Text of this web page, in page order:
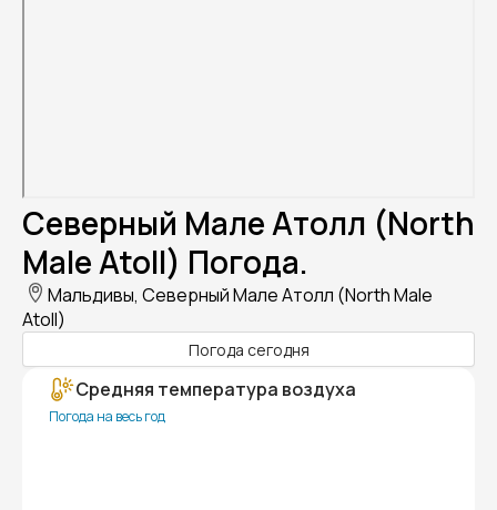
Северный Мале Атолл (North
Male Atoll) Погода.
Мальдивы, Северный Мале Атолл (North Male
Atoll)
Погода сегодня
Средняя температура воздуха
Погода на весь год